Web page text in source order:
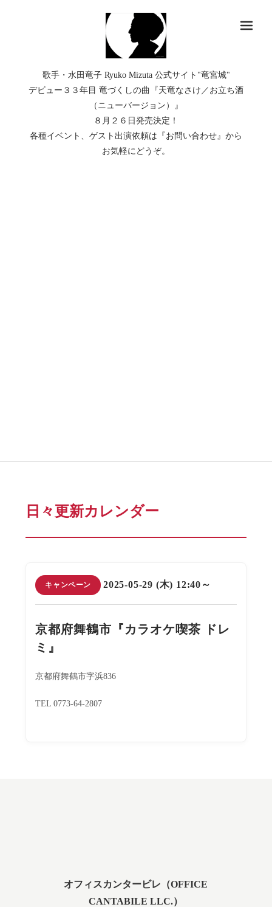
歌手・水田竜子 Ryuko Mizuta 公式サイト"竜宮城"
デビュー３３年目 竜づくしの曲『天竜なさけ／お立ち酒
（ニューバージョン）』
８月２６日発売決定！
各種イベント、ゲスト出演依頼は『お問い合わせ』から
お気軽にどうぞ。
日々更新カレンダー
キャンペーン 2025-05-29 (木) 12:40～
京都府舞鶴市『カラオケ喫茶 ドレ
ミ』
京都府舞鶴市字浜836
TEL 0773-64-2807
オフィスカンタービレ（OFFICE
CANTABILE LLC.）